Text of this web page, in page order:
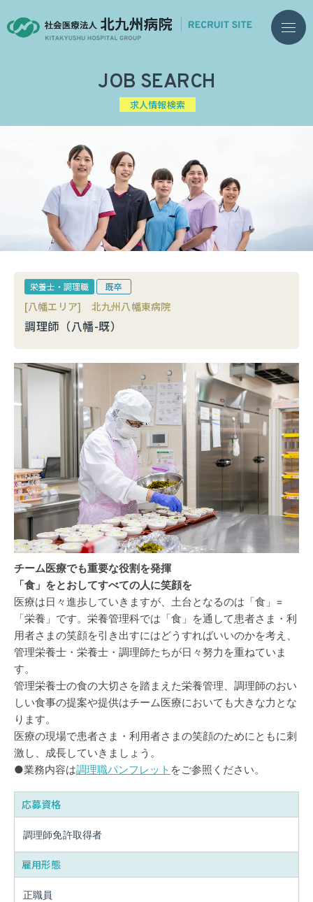
JOB SEARCH
求人情報検索
栄養士・調理職 既卒
[八幡エリア] 北九州八幡東病院
調理師（八幡-既）
チーム医療でも重要な役割を発揮
「食」をとおしてすべての人に笑顔を
医療は日々進歩していきますが、土台となるのは「食」=
「栄養」です。栄養管理科では「食」を通して患者さま・利
用者さまの笑顔を引き出すにはどうすればいいのかを考え、
管理栄養士・栄養士・調理師たちが日々努力を重ねていま
す。
管理栄養士の食の大切さを踏まえた栄養管理、調理師のおい
しい食事の提案や提供はチーム医療においても大きな力とな
ります。
医療の現場で患者さま・利用者さまの笑顔のためにともに刺
激し、成長していきましょう。
●業務内容は調理職パンフレット をご参照ください。
応募資格
調理師免許取得者
雇用形態
正職員